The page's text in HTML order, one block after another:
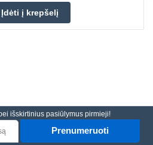
Įdėti į krepšelį
išskirtinius pasiūlymus pirmieji!
Prenumeruoti